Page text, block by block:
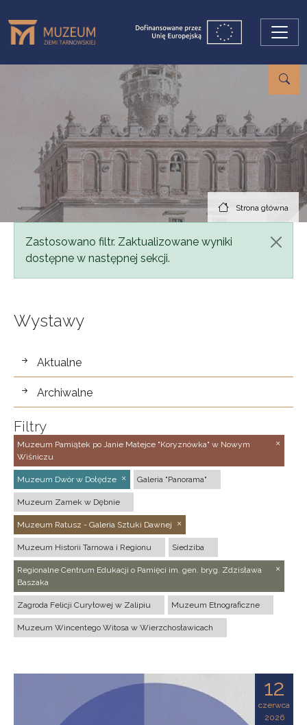
Strona główna
Komunikat
Zastosowano filtr. Zaktualizowane wyniki
dostępne w następnej sekcji.
Wystawy
wystawy
Aktualne
Archiwalne
Filtry
Muzeum Pamiątek po Janie Matejce "Koryznówka" w Nowym
Wiśniczu
Muzeum Dwór w Dołędze Galeria "Panorama"
Muzeum Zamek w Dębnie
Muzeum Ratusz - Galeria Sztuki Dawnej
Muzeum Historii Tarnowa i Regionu Siedziba
Regionalne Centrum Edukacji o Pamięci im. gen. bryg. Zdzisława
Baszaka
Zagroda Felicji Curyłowej w Zalipiu Muzeum Etnograficzne
Muzeum Wincentego Witosa w Wierzchosławicach
12
czerwca
2026